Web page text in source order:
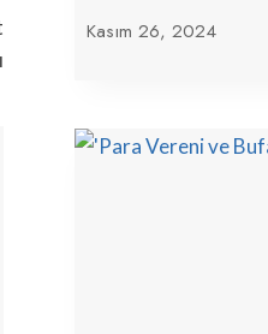
Kasım 26, 2024